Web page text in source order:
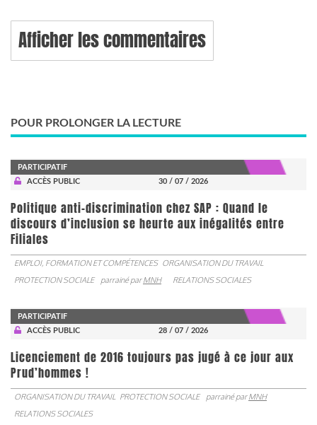
Afficher les commentaires
POUR PROLONGER LA LECTURE
PARTICIPATIF
ACCÈS PUBLIC
30 / 07 / 2026
Politique anti-discrimination chez SAP : Quand le
discours d’inclusion se heurte aux inégalités entre
Filiales
EMPLOI, FORMATION ET COMPÉTENCES ORGANISATION DU TRAVAIL
PROTECTION SOCIALE
parrainé parMNH RELATIONS SOCIALES
PARTICIPATIF
ACCÈS PUBLIC
28 / 07 / 2026
Licenciement de 2016 toujours pas jugé à ce jour aux
Prud’hommes !
ORGANISATION DU TRAVAIL PROTECTION SOCIALE parrainé parMNH
RELATIONS SOCIALES